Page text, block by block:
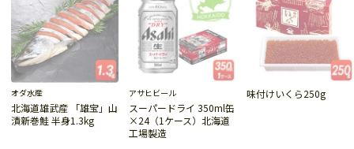
オダ水産
北海道雄武産 「雄宝」山
漬新巻鮭 半身1.3kg
アサヒビール
スーパードライ 350ml缶
×24（1ケース）北海道
工場製造
味付けいくら250g